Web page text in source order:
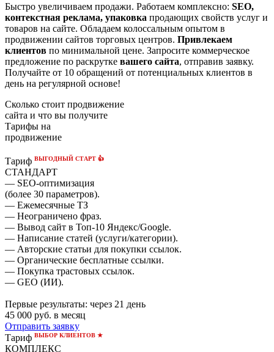
Быстро увеличиваем продажи. Работаем комплексно: SEO,
контекстная реклама, упаковка продающих свойств услуг и
товаров на сайте. Обладаем колоссальным опытом в
продвижении сайтов торговых центров. Привлекаем
клиентов по минимальной цене. Запросите коммерческое
предложение по раскрутке вашего сайта, отправив заявку.
Получайте от 10 обращений от потенциальных клиентов в
день на регулярной основе!
Сколько стоит продвижение
сайта и что вы получите
Тарифы на
продвижение
Тариф ВЫГОДНЫЙ СТАРТ 👍
СТАНДАРТ
— SEO-оптимизация
(более 30 параметров).
— Ежемесячные ТЗ
— Неограничено фраз.
— Вывод сайт в Топ-10 Яндекс/Google.
— Написание статей (услуги/категории).
— Авторские статьи для покупки ссылок.
— Органические бесплатные ссылки.
— Покупка трастовых ссылок.
— GEO (ИИ).
Первые результаты: через 21 день
45 000 руб. в месяц
Отправить заявку
Тариф ВЫБОР КЛИЕНТОВ ★
КОМПЛЕКС